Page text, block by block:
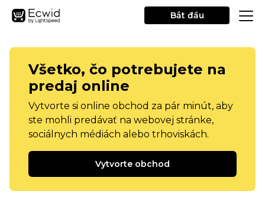
Bắt đầu
Všetko, čo potrebujete na
predaj online
Vytvorte si online obchod za pár minút, aby
ste mohli predávať na webovej stránke,
sociálnych médiách alebo trhoviskách.
Vytvorte obchod